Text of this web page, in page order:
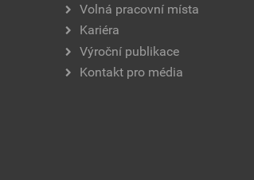
Volná pracovní místa
Kariéra
Výroční publikace
Kontakt pro média